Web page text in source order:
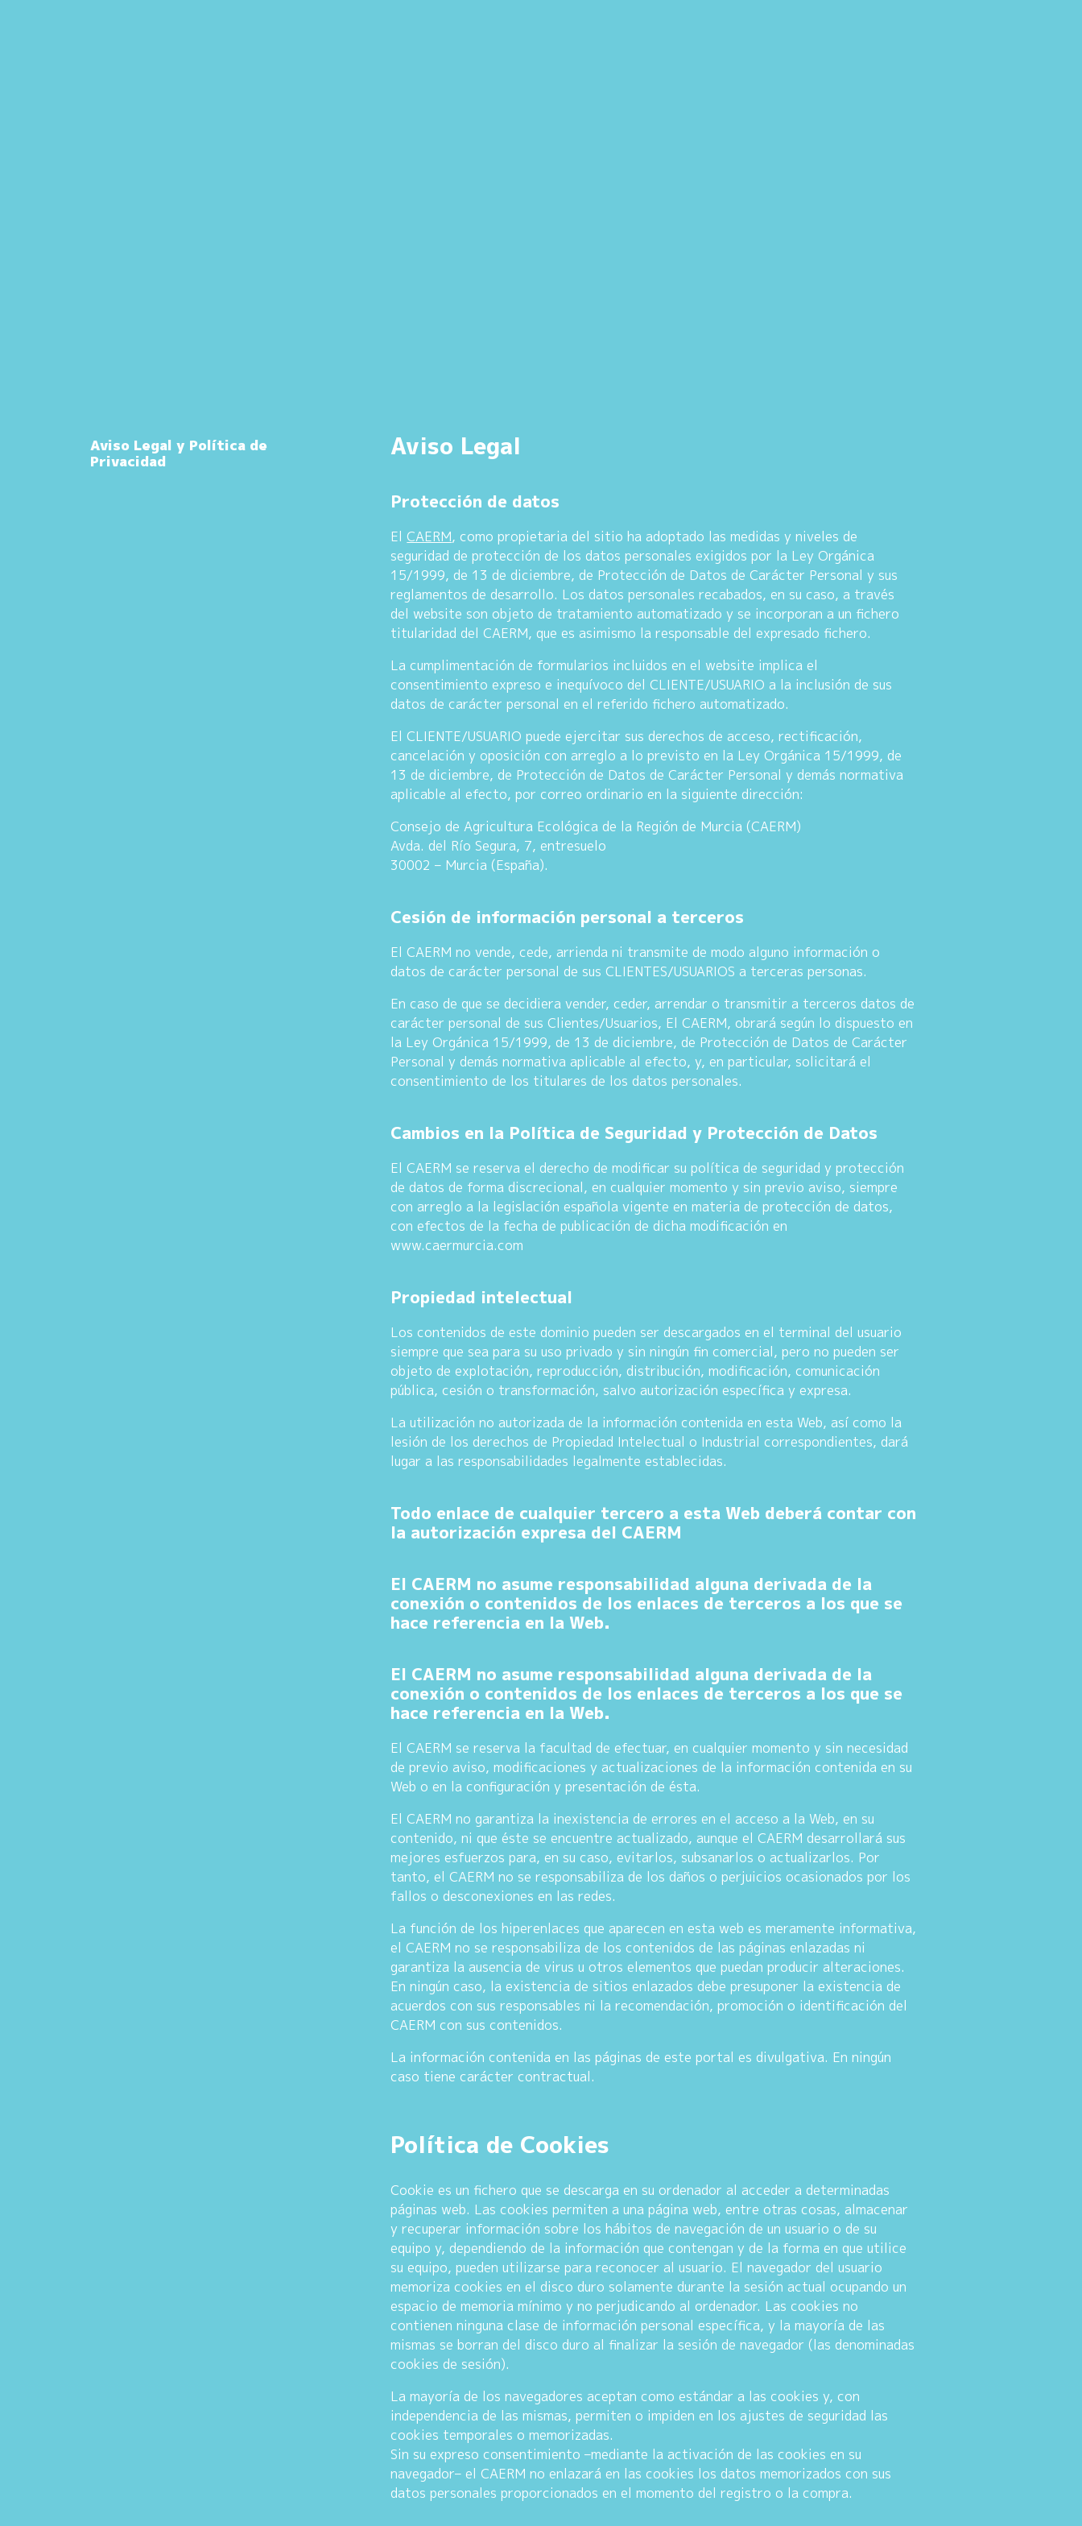
Aviso Legal y Política de
Privacidad
Aviso Legal
Protección de datos
El CAERM, como propietaria del sitio ha adoptado las medidas y niveles de
seguridad de protección de los datos personales exigidos por la Ley Orgánica
15/1999, de 13 de diciembre, de Protección de Datos de Carácter Personal y sus
reglamentos de desarrollo. Los datos personales recabados, en su caso, a través
del website son objeto de tratamiento automatizado y se incorporan a un fichero
titularidad del CAERM, que es asimismo la responsable del expresado fichero.
La cumplimentación de formularios incluidos en el website implica el
consentimiento expreso e inequívoco del CLIENTE/USUARIO a la inclusión de sus
datos de carácter personal en el referido fichero automatizado.
El CLIENTE/USUARIO puede ejercitar sus derechos de acceso, rectificación,
cancelación y oposición con arreglo a lo previsto en la Ley Orgánica 15/1999, de
13 de diciembre, de Protección de Datos de Carácter Personal y demás normativa
aplicable al efecto, por correo ordinario en la siguiente dirección:
Consejo de Agricultura Ecológica de la Región de Murcia (CAERM)
Avda. del Río Segura, 7, entresuelo
30002 – Murcia (España).
Cesión de información personal a terceros
El CAERM no vende, cede, arrienda ni transmite de modo alguno información o
datos de carácter personal de sus CLIENTES/USUARIOS a terceras personas.
En caso de que se decidiera vender, ceder, arrendar o transmitir a terceros datos de
carácter personal de sus Clientes/Usuarios, El CAERM, obrará según lo dispuesto en
la Ley Orgánica 15/1999, de 13 de diciembre, de Protección de Datos de Carácter
Personal y demás normativa aplicable al efecto, y, en particular, solicitará el
consentimiento de los titulares de los datos personales.
Cambios en la Política de Seguridad y Protección de Datos
El CAERM se reserva el derecho de modificar su política de seguridad y protección
de datos de forma discrecional, en cualquier momento y sin previo aviso, siempre
con arreglo a la legislación española vigente en materia de protección de datos,
con efectos de la fecha de publicación de dicha modificación en
www.caermurcia.com
Propiedad intelectual
Los contenidos de este dominio pueden ser descargados en el terminal del usuario
siempre que sea para su uso privado y sin ningún fin comercial, pero no pueden ser
objeto de explotación, reproducción, distribución, modificación, comunicación
pública, cesión o transformación, salvo autorización específica y expresa.
La utilización no autorizada de la información contenida en esta Web, así como la
lesión de los derechos de Propiedad Intelectual o Industrial correspondientes, dará
lugar a las responsabilidades legalmente establecidas.
Todo enlace de cualquier tercero a esta Web deberá contar con
la autorización expresa del CAERM
El CAERM no asume responsabilidad alguna derivada de la
conexión o contenidos de los enlaces de terceros a los que se
hace referencia en la Web.
El CAERM no asume responsabilidad alguna derivada de la
conexión o contenidos de los enlaces de terceros a los que se
hace referencia en la Web.
El CAERM se reserva la facultad de efectuar, en cualquier momento y sin necesidad
de previo aviso, modificaciones y actualizaciones de la información contenida en su
Web o en la configuración y presentación de ésta.
El CAERM no garantiza la inexistencia de errores en el acceso a la Web, en su
contenido, ni que éste se encuentre actualizado, aunque el CAERM desarrollará sus
mejores esfuerzos para, en su caso, evitarlos, subsanarlos o actualizarlos. Por
tanto, el CAERM no se responsabiliza de los daños o perjuicios ocasionados por los
fallos o desconexiones en las redes.
La función de los hiperenlaces que aparecen en esta web es meramente informativa,
el CAERM no se responsabiliza de los contenidos de las páginas enlazadas ni
garantiza la ausencia de virus u otros elementos que puedan producir alteraciones.
En ningún caso, la existencia de sitios enlazados debe presuponer la existencia de
acuerdos con sus responsables ni la recomendación, promoción o identificación del
CAERM con sus contenidos.
La información contenida en las páginas de este portal es divulgativa. En ningún
caso tiene carácter contractual.
Política de Cookies
Cookie es un fichero que se descarga en su ordenador al acceder a determinadas
páginas web. Las cookies permiten a una página web, entre otras cosas, almacenar
y recuperar información sobre los hábitos de navegación de un usuario o de su
equipo y, dependiendo de la información que contengan y de la forma en que utilice
su equipo, pueden utilizarse para reconocer al usuario. El navegador del usuario
memoriza cookies en el disco duro solamente durante la sesión actual ocupando un
espacio de memoria mínimo y no perjudicando al ordenador. Las cookies no
contienen ninguna clase de información personal específica, y la mayoría de las
mismas se borran del disco duro al finalizar la sesión de navegador (las denominadas
cookies de sesión).
La mayoría de los navegadores aceptan como estándar a las cookies y, con
independencia de las mismas, permiten o impiden en los ajustes de seguridad las
cookies temporales o memorizadas.
Sin su expreso consentimiento –mediante la activación de las cookies en su
navegador– el CAERM no enlazará en las cookies los datos memorizados con sus
datos personales proporcionados en el momento del registro o la compra.